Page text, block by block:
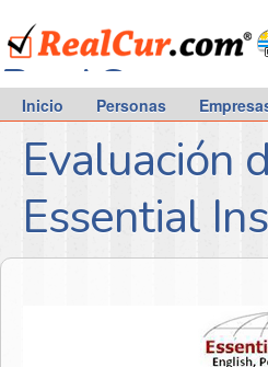
RealCur.com
Inicio Personas
Evaluación
Essential